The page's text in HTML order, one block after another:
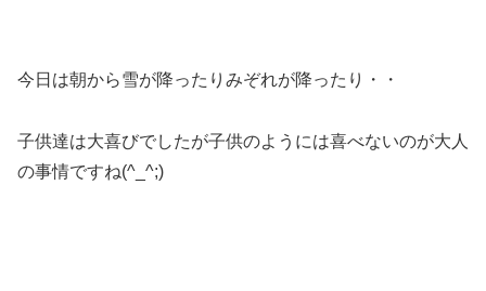
今日は朝から雪が降ったりみぞれが降ったり・・
子供達は大喜びでしたが子供のようには喜べないのが大人
の事情ですね(^_^;)